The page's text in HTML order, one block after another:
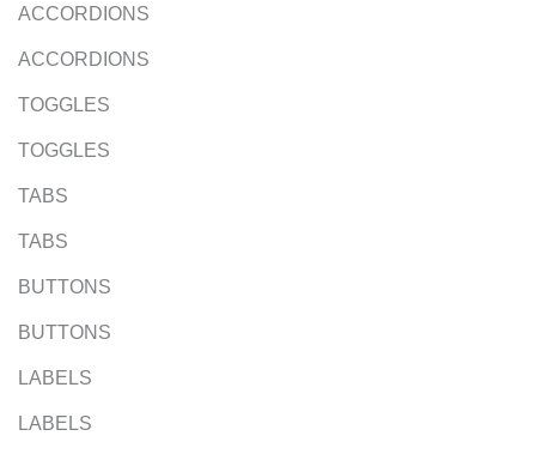
ACCORDIONS
ACCORDIONS
TOGGLES
TOGGLES
TABS
TABS
BUTTONS
BUTTONS
LABELS
LABELS